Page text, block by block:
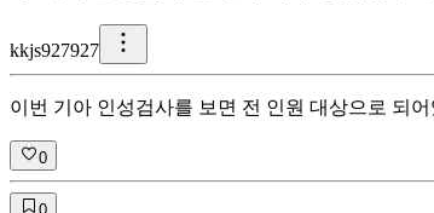
kkjs927927
이번 기아 인성검사를 보면 전 인원 대상으로 되
0